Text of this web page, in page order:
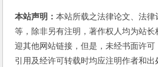
本站声明：本站所载之法律论文、法
等，除非另有注明，著作权人均为站
迎其他网站链接，但是，未经书面许可
引用及经许可转载时均应注明作者和